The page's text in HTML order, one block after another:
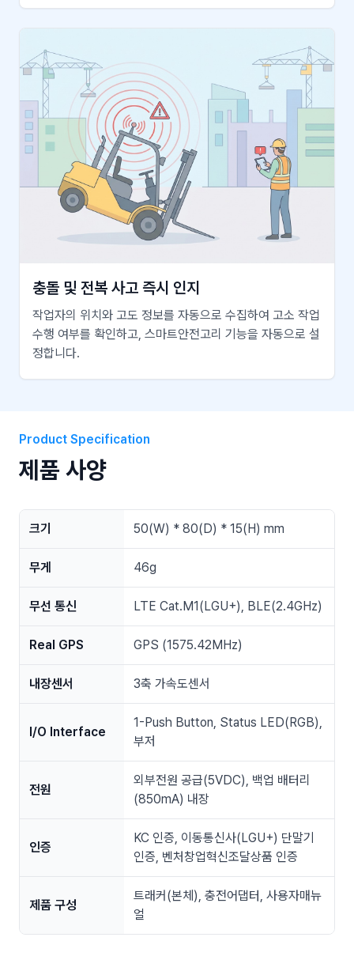
충돌 및 전복 사고 즉시 인지
작업자의 위치와 고도 정보를 자동으로 수집하여 고소 작업
수행 여부를 확인하고, 스마트안전고리 기능을 자동으로 설
정합니다.
Product Specification
제품 사양
크기 50(W) * 80(D) * 15(H) mm
무게 46g
무선 통신 LTE Cat.M1(LGU+), BLE(2.4GHz)
Real GPS GPS (1575.42MHz)
내장센서 3축 가속도센서
I/O Interface
1-Push Button, Status LED(RGB),
부저
전원
외부전원 공급(5VDC), 백업 배터리
(850mA) 내장
인증
KC 인증, 이동통신사(LGU+) 단말기
인증, 벤처창업혁신조달상품 인증
제품 구성
트래커(본체), 충전어댑터, 사용자매뉴
얼